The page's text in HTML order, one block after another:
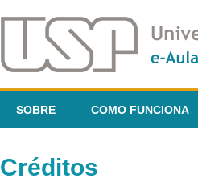
SOBRE COMO FUNCIONA
Créditos